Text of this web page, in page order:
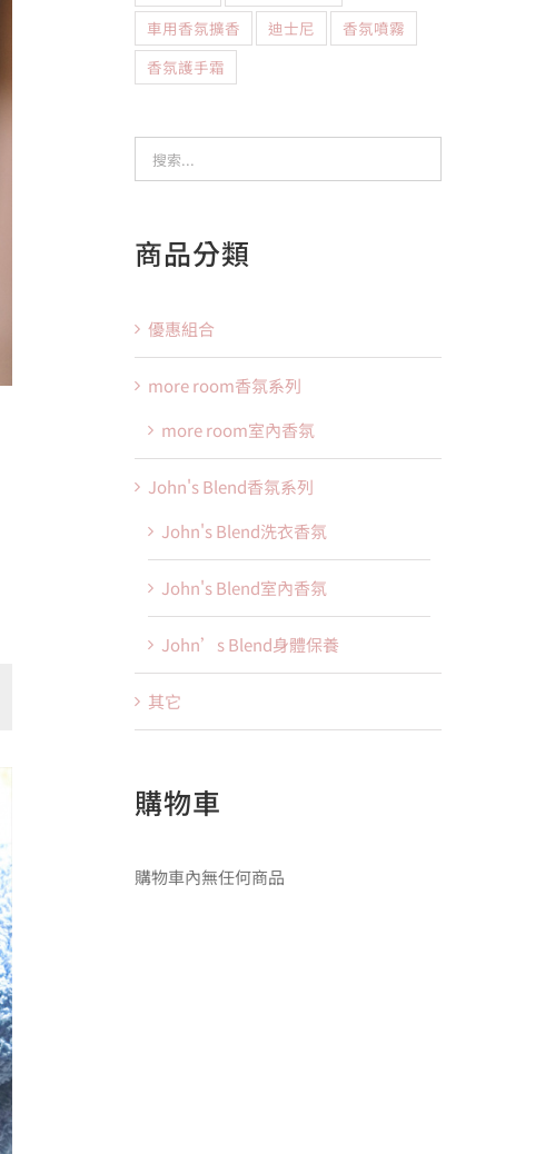
車用香氛擴香
迪士尼
香氛噴霧
香氛護手霜
商品分類
優惠組合
more room香氛系列
more room室內香氛
John's Blend香氛系列
John's Blend洗衣香氛
John's Blend室內香氛
John’s Blend身體保養
其它
購物車
購物車內無任何商品